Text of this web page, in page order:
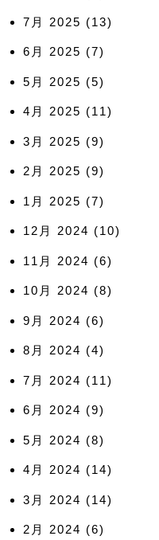
7月 2025 (13)
6月 2025 (7)
5月 2025 (5)
4月 2025 (11)
3月 2025 (9)
2月 2025 (9)
1月 2025 (7)
12月 2024 (10)
11月 2024 (6)
10月 2024 (8)
9月 2024 (6)
8月 2024 (4)
7月 2024 (11)
6月 2024 (9)
5月 2024 (8)
4月 2024 (14)
3月 2024 (14)
2月 2024 (6)